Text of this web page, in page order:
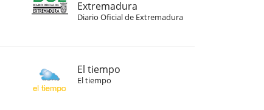
Extremadura
Diario Oficial de Extremadura
El tiempo
El tiempo